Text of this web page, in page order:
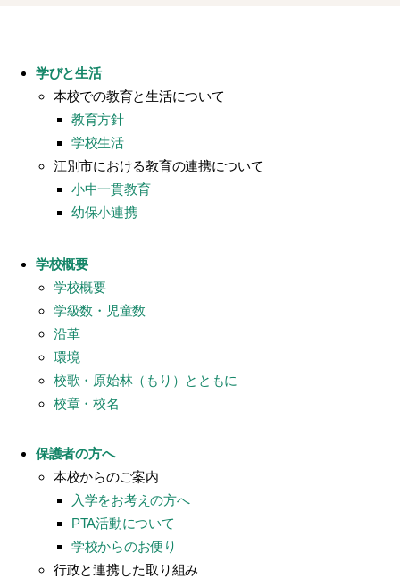
学びと生活
本校での教育と生活について
教育方針
学校生活
江別市における教育の連携について
小中一貫教育
幼保小連携
学校概要
学校概要
学級数・児童数
沿革
環境
校歌・原始林（もり）とともに
校章・校名
保護者の方へ
本校からのご案内
入学をお考えの方へ
PTA活動について
学校からのお便り
行政と連携した取り組み